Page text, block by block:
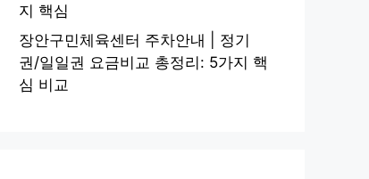
지 핵심
장안구민체육센터 주차안내 | 정기
권/일일권 요금비교 총정리: 5가지 핵
심 비교